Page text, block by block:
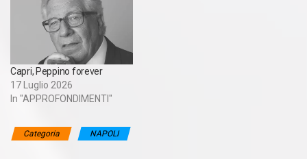
Capri, Peppino forever
17 Luglio 2026
In "APPROFONDIMENTI"
Categoria NAPOLI